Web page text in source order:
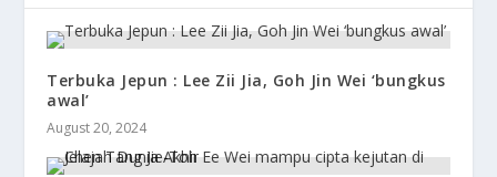
Terbuka Jepun : Lee Zii Jia, Goh Jin Wei ‘bungkus
awal’
August 20, 2024